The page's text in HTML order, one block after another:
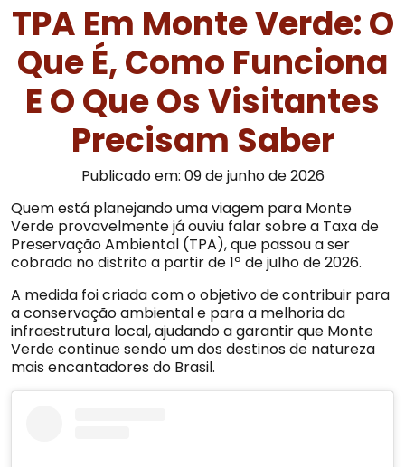
TPA Em Monte Verde: O
Que É, Como Funciona
E O Que Os Visitantes
Precisam Saber
Publicado em: 09 de junho de 2026
Quem está planejando uma viagem para Monte
Verde provavelmente já ouviu falar sobre a Taxa de
Preservação Ambiental (TPA), que passou a ser
cobrada no distrito a partir de 1º de julho de 2026.
A medida foi criada com o objetivo de contribuir para
a conservação ambiental e para a melhoria da
infraestrutura local, ajudando a garantir que Monte
Verde continue sendo um dos destinos de natureza
mais encantadores do Brasil.